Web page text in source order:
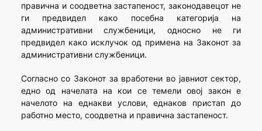
правична и соодветна застапеност, законодавецот не
ги предвидел како посебна категорија на
административни службеници, односно не ги
предвидел како исклучок од примена на Законот за
административни службеници.
Согласно со Законот за вработени во јавниот сектор,
едно од начелата на кои се темели овој закон е
начелото на еднакви услови, еднаков пристап до
работно место, соодветна и правична застапеност.